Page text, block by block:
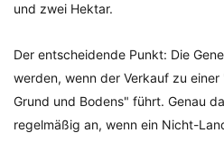
und zwei Hektar.
Der entscheidende Punkt: Die
werden, wenn der Verkauf zu
Grund und Bodens" führt. Genau
regelmäßig an, wenn ein Nicht-